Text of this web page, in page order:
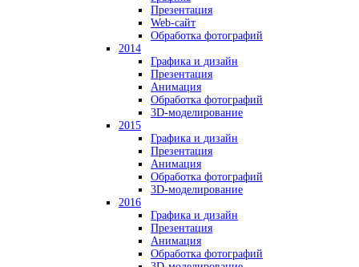
Презентация
Web-сайт
Обработка фотографий
2014
Графика и дизайн
Презентация
Анимация
Обработка фотографий
3D-моделирование
2015
Графика и дизайн
Презентация
Анимация
Обработка фотографий
3D-моделирование
2016
Графика и дизайн
Презентация
Анимация
Обработка фотографий